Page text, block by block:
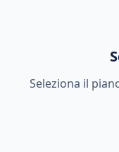
Seleziona il